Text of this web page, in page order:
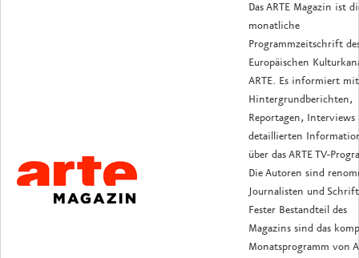
Das ARTE Magazin ist
monatliche
Programmzeitschrift
Europäischen
ARTE. Es informiert mit
Hintergrundberichten,
Reportagen, Interviews
detaillierten
über das ARTE TV-
Die Autoren sind
Journalisten und
Fester Bestandteil des
Magazins sind das
Monatsprogramm von